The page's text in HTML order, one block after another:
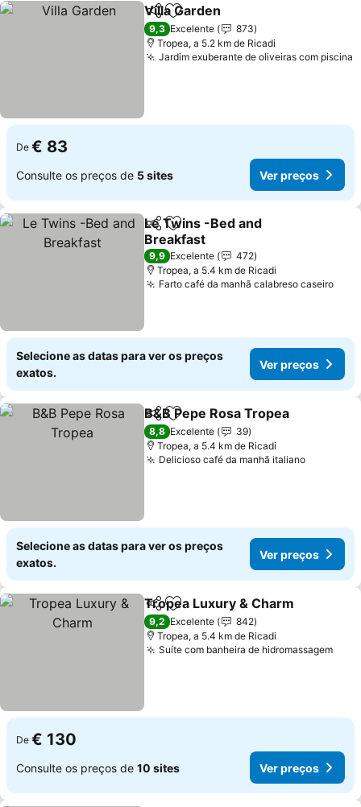
PartilharAdicionar aos favoritos
Villa Garden
9,3 Excelente
873
Tropea, a 5.2 km de Ricadi
Jardim exuberante de oliveiras com piscina
De € 83
Consulte os preços de 5 sites Ver preços
PartilharAdicionar aos favoritos
Le Twins -Bed and
Breakfast
Ver preços
9,9 Excelente
472
Tropea, a 5.4 km de Ricadi
Farto café da manhã calabreso caseiroVer
Selecione as datas para ver os preços
exatos.
Ver preços
PartilharAdicionar aos favoritos
B&B Pepe Rosa Tropea
8,8 Excelente
39
Tropea, a 5.4 km de Ricadi
Delicioso café da manhã italianoVer
Selecione as datas para ver os preços
exatos.
Ver preços
PartilharAdicionar aos favoritos
Tropea Luxury & Charm
9,2 Excelente
842
Tropea, a 5.4 km de Ricadi
Suíte com banheira de hidromassagemVer
De € 130
Consulte os preços de 10 sites Ver preços